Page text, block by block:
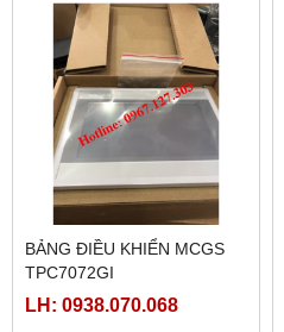
BẢNG ĐIỀU KHIỂN MCGS
TPC7072GI
LH: 0938.070.068